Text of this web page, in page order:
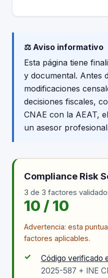
⚖️ Aviso informativo
Esta página tiene
y documental. Antes
modificaciones
decisiones fiscales,
CNAE con la AEAT,
un asesor
Compliance Risk
3 de 3 factores
10 / 10
Advertencia: esta
factores aplicables.
✓ Código verificado
2025-587 + INE